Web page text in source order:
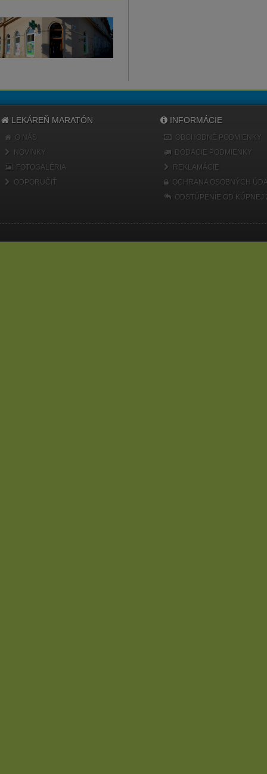
LEKÁREŇ MARATÓN
O NÁS
NOVINKY
FOTOGALÉRIA
ODPORUČIŤ
INFORMÁCIE
OBCHODNÉ PODMIENKY
DODACIE PODMIENKY
REKLAMÁCIE
OCHRANA OSOBNÝCH
ODSTÚPENIE OD KÚPNEJ